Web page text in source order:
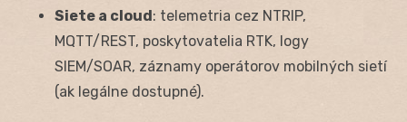
Siete a cloud: telemetria cez NTRIP,
MQTT/REST, poskytovatelia RTK, logy
SIEM/SOAR, záznamy operátorov mobilných sietí
(ak legálne dostupné).